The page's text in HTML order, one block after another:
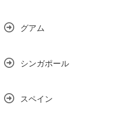
グアム
シンガポール
スペイン